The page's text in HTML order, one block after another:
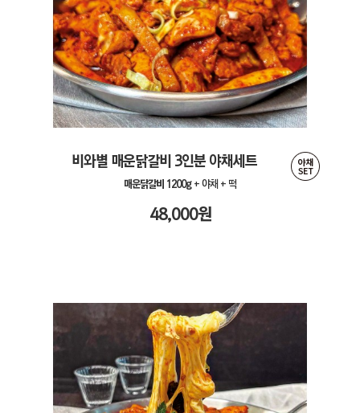
비와별 매운닭갈비 3인분 야채세트
매운닭갈비 1200g+ 야채 + 떡
48,000원